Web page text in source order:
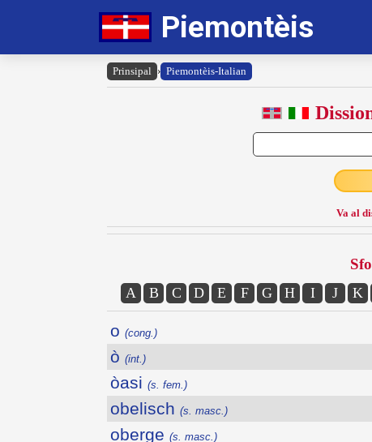
Piemontèis
Prinsipal › Piemontèis-Italian
Va al
A B C D E F G H I J K
o (cong.)
ò (int.)
òasi (s. fem.)
obelisch (s. masc.)
oberge (s. masc.)